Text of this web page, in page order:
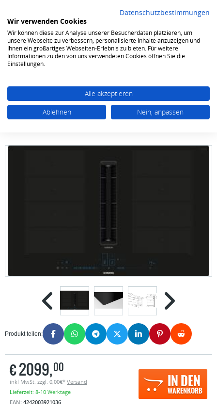
0
Kochen & Backen Kochfelder Flächenbündig
SIEMENS studioLine EX 807 NX 68E studioLine
Produkt teilen:
IN DEN
WARENKORB
€2099,00
inkl MwSt. zzgl. 0,00€* Versand
Lieferzeit: 8-10 Werktage
EAN: 4242003921036
Datenschutzbestimmungen
Wir verwenden Cookies
Wir können diese zur Analyse unserer Besucherdaten platzieren, um
unsere Webseite zu verbessern, personalisierte Inhalte anzuzeigen und
Ihnen ein großartiges Webseiten-Erlebnis zu bieten. Für weitere
Informationen zu den von uns verwendeten Cookies öffnen Sie die
Einstellungen.
Alle akzeptieren
Ablehnen
Nein, anpassen